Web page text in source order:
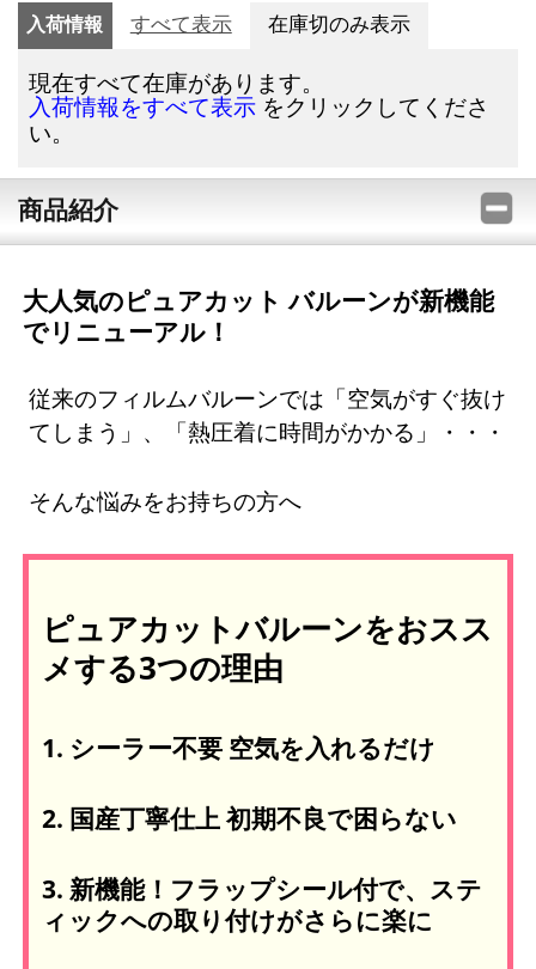
入荷情報 すべて表示 在庫切のみ表示
現在すべて在庫があります。
入荷情報をすべて表示 をクリックしてくださ
い。
商品紹介
大人気のピュアカット バルーンが新機能
でリニューアル！
従来のフィルムバルーンでは「空気がすぐ抜け
てしまう」、「熱圧着に時間がかかる」・・・
そんな悩みをお持ちの方へ
ピュアカットバルーンをおスス
メする3つの理由
1. シーラー不要 空気を入れるだけ
2. 国産丁寧仕上 初期不良で困らない
3. 新機能！フラップシール付で、ステ
ィックへの取り付けがさらに楽に